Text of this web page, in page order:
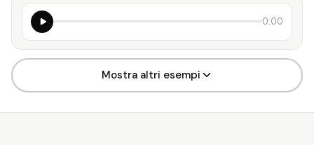
Harris
0:00
Mostra altri esempi